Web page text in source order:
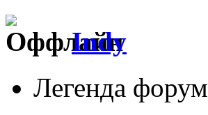
Indy
Легенда